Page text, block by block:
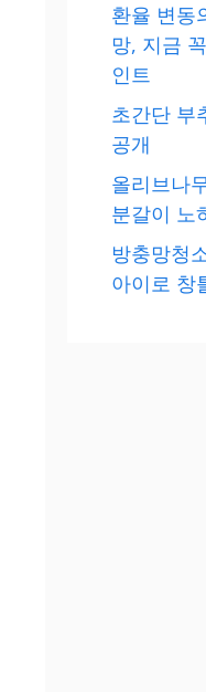
환율 변동
망, 지금
인트
초간단 부
공개
올리브나
분갈이 노
방충망청
아이로 창